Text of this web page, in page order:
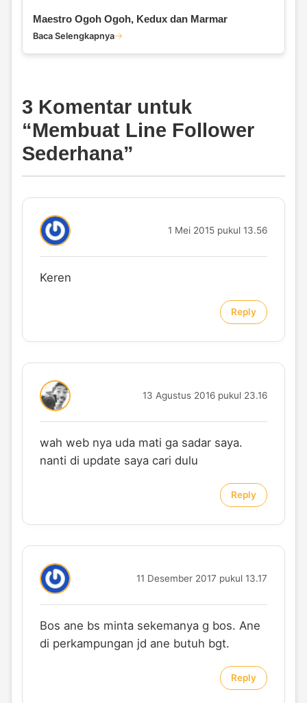
Maestro Ogoh Ogoh, Kedux dan Marmar
Baca Selengkapnya
3 Komentar untuk
“Membuat Line Follower
Sederhana”
1 Mei 2015 pukul 13.56
Keren
Reply
13 Agustus 2016 pukul 23.16
wah web nya uda mati ga sadar saya.
nanti di update saya cari dulu
Reply
11 Desember 2017 pukul 13.17
Bos ane bs minta sekemanya g bos. Ane
di perkampungan jd ane butuh bgt.
Reply